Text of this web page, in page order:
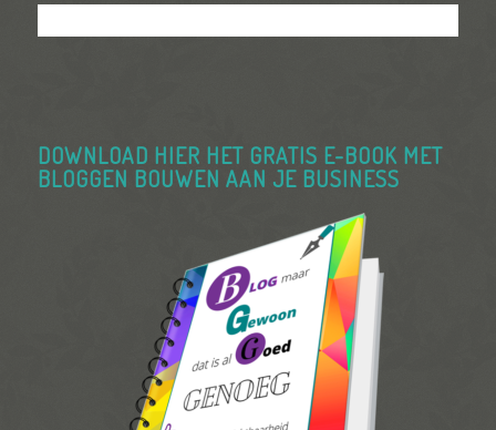
DOWNLOAD HIER HET GRATIS E-BOOK MET
BLOGGEN BOUWEN AAN JE BUSINESS